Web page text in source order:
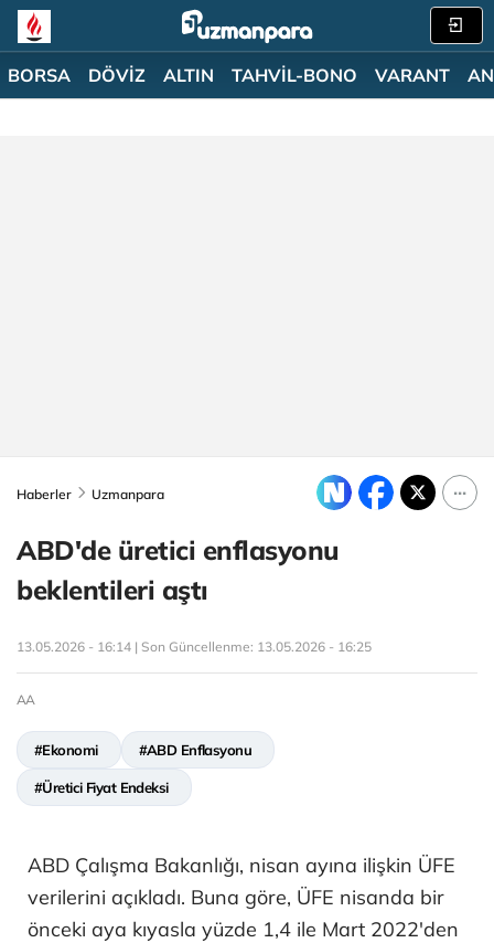
BORSA DÖVİZ ALTIN TAHVİL-BONO VARANT
Haberler Uzmanpara
ABD'de üretici enflasyonu
beklentileri aştı
13.05.2026 - 16:14 | Son Güncellenme: 13.05.2026 - 16:25
AA
#Ekonomi #ABD Enflasyonu
#Üretici Fiyat Endeksi
ABD Çalışma Bakanlığı, nisan ayına ilişkin ÜFE
verilerini açıkladı. Buna göre, ÜFE nisanda bir
önceki aya kıyasla yüzde 1,4 ile Mart 2022'den